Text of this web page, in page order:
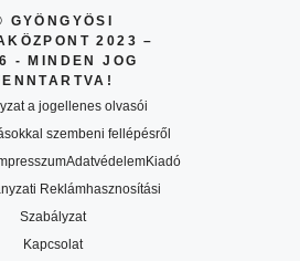
GYÖNGYÖSI
2023 –
- MINDEN JOG
a jogellenes olvasói
szembeni fellépésről
AdatvédelemKiadó
Reklámhasznosítási
Szabályzat
Kapcsolat